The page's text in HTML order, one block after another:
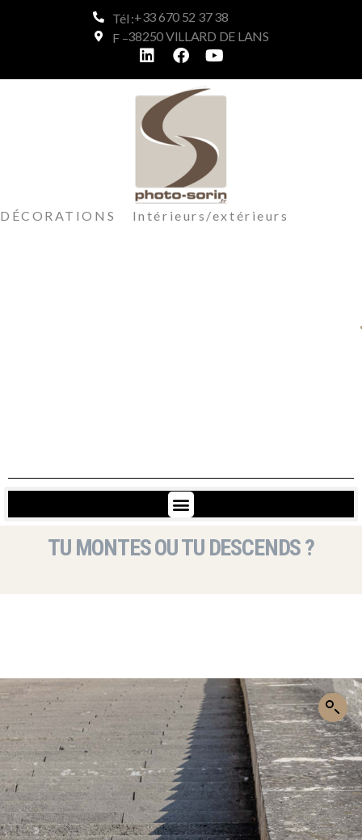
Tél :+33 670 52 37 38
F –38250 VILLARD DE LANS
DÉCORATIONS Intérieurs/extérieurs
TU MONTES OU TU DESCENDS ?